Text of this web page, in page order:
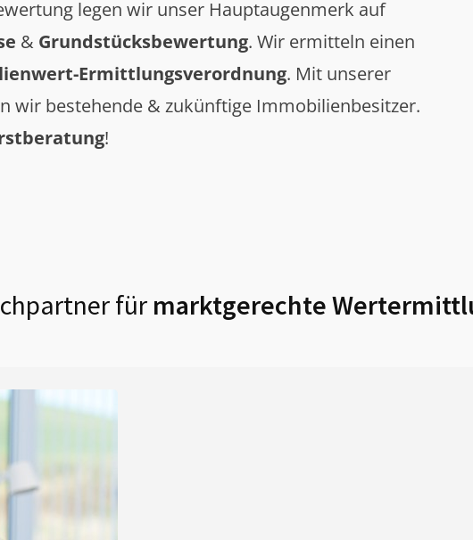
legen wir unser Hauptaugenmerk auf
& Grundstücksbewertung. Wir ermitteln einen
Ermittlungsverordnung. Mit unserer
wir bestehende & zukünftige Immobilienbesitzer.
!
fürmarktgerechte